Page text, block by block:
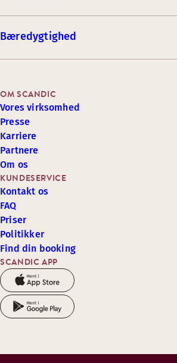
Bæredygtighed
SCANDIC APP
KUNDESERVICE
Kontakt os
FAQ
Priser
Politikker
Find din booking
OM SCANDIC
Vores virksomhed
Presse
Karriere
Partnere
Om os